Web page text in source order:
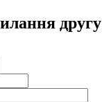
другу